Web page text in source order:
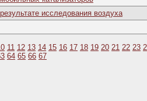
исследования воздуха
11 12 13 14 15 16 17 18 19 20 21 22 23
64 65 66 67